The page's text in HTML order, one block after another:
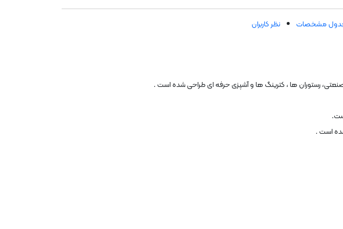
مشخصات نظر کاربران
رستوران ها ، کترینگ ها و آشپزی حرفه ای طراحی شده است .